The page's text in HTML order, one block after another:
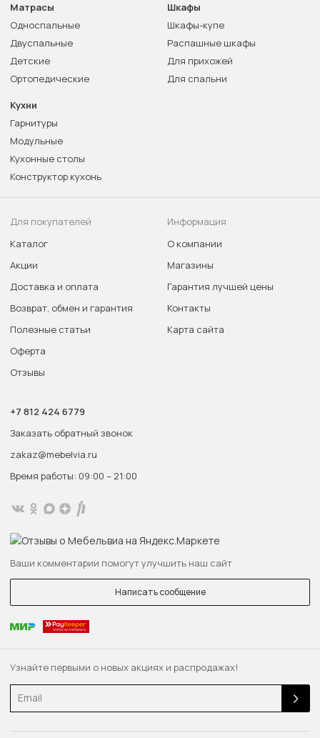
Узнайте первыми о новых акциях и распродажах!
Email
Матрасы
Односпальные
Двуспальные
Детские
Ортопедические
Шкафы
Шкафы-купе
Распашные шкафы
Для прихожей
Для спальни
Кухни
Гарнитуры
Модульные
Кухонные столы
Конструктор кухонь
Для покупателей
Каталог
Акции
Доставка и оплата
Возврат, обмен и гарантия
Полезные статьи
Оферта
Отзывы
Информация
О компании
Магазины
Гарантия лучшей цены
Контакты
Карта сайта
+7 812 424 6779
Заказать обратный звонок
zakaz@mebelvia.ru
Время работы: 09:00 – 21:00
Ваши комментарии помогут улучшить наш сайт
Написать сообщение